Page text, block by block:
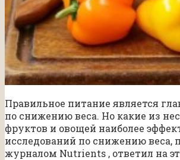
Правильное питание является
по снижению веса. Но какие из
фруктов и овощей наиболее
исследований по снижению веса,
журналом Nutrients , ответил на